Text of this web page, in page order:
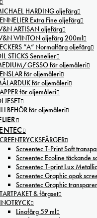
HARDING oljefärg
Extra Fine oljefärg
ARTISAN oljefärg
WINTON oljefärg 200ml
”A” Normalfärg oljefärg
STICKS Sennelier
GESSO för oljemåleri
för oljemåleri
för oljemåleri
för oljemåleri
för oljemåleri
Screentec T-Print Soft
Screentec Ecoline täckande
Screentec T-print Lux
Screentec Graphic opak
Screentec Graphic
& färgset
Linofärg 59 ml